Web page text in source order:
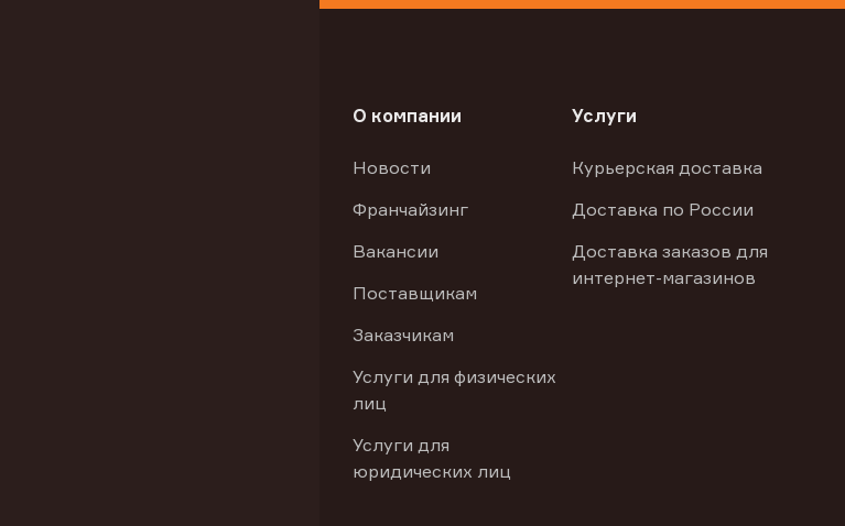
О компании
Новости
Франчайзинг
Вакансии
Поставщикам
Заказчикам
Услуги для физических
лиц
Услуги для
юридических лиц
Услуги
Курьерская доставка
Доставка по России
Доставка заказов для
интернет-магазинов